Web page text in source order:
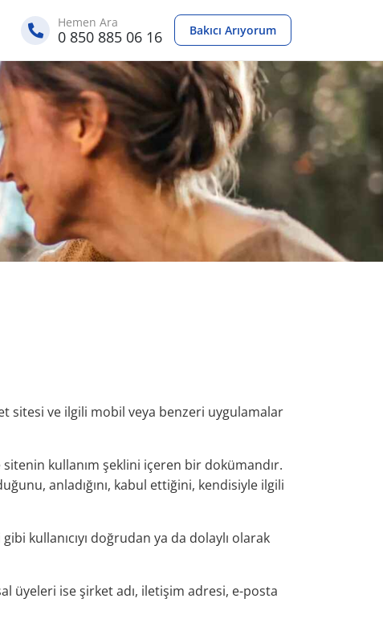
Hemen Ara
0 850 885 06 16 Bakıcı Arıyorum
sitesi ve ilgili mobil veya benzeri uygulamalar
sitenin kullanım şeklini içeren bir dokümandır.
anladığını, kabul ettiğini, kendisiyle ilgili
kullanıcıyı doğrudan ya da dolaylı olarak
üyeleri ise şirket adı, iletişim adresi, e-posta